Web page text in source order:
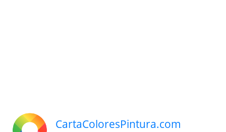
CartaColoresPintura.com